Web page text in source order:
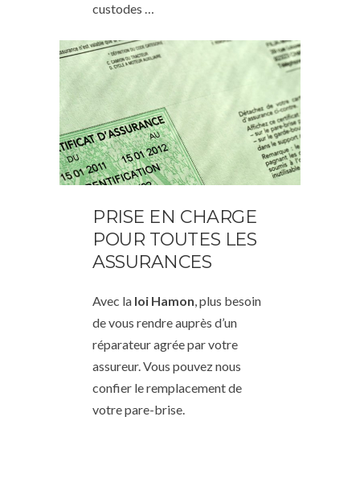
custodes …
PRISE EN CHARGE
POUR TOUTES LES
ASSURANCES
Avec la loi Hamon, plus besoin
de vous rendre auprès d’un
réparateur agrée par votre
assureur. Vous pouvez nous
confier le remplacement de
votre pare-brise.